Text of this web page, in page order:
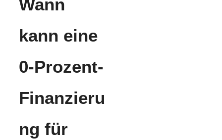
Wann
kann eine
0-Prozent-
Finanzieru
ng für